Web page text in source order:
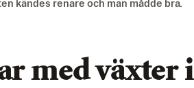
kändes renare och man mådde bra.
med växter i